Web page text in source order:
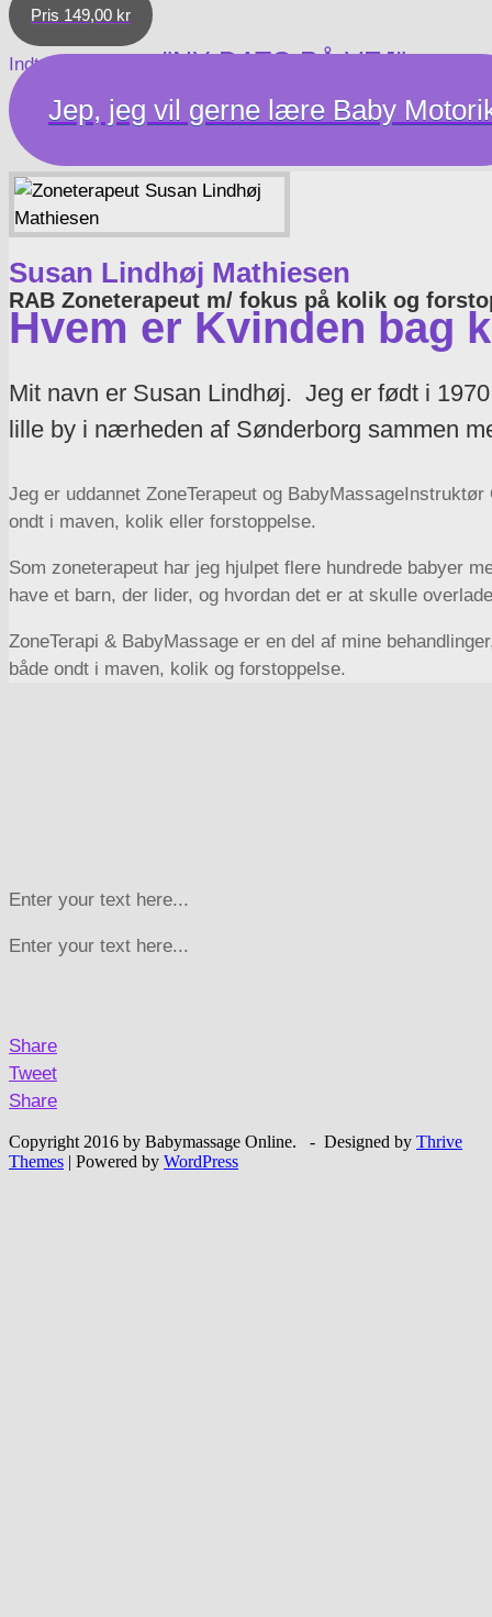
Pris 149,00 kr
Indtast rabat kode "NY DATO PÅ VEJ"
Jep, jeg vil gerne lære Baby
Susan Lindhøj Mathiesen
RAB Zoneterapeut m/ fokus på kolik og
Hvem er Kvinden bag
Mit navn er Susan Lindhøj. Jeg er født i
lille by i nærheden af Sønderborg sammen
Jeg er uddannet ZoneTerapeut og
ondt i maven, kolik eller forstoppelse.
Som zoneterapeut har jeg hjulpet flere hundrede babyer
have et barn, der lider, og hvordan det er at skulle
ZoneTerapi & BabyMassage er en del af mine
både ondt i maven, kolik og forstoppelse.
Enter your text here...
Enter your text here...
Share
Tweet
Share
Copyright 2016 by Babymassage Online. - Designed by Thrive
Themes | Powered by WordPress